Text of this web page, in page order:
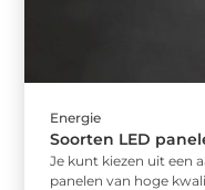
Energie
Soorten LED
Je kunt kiezen uit een
panelen van hoge